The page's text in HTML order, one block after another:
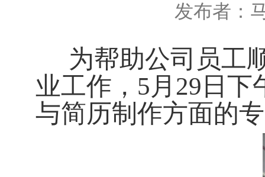
发布者：
为帮助公司员工
业工作， 5月29日下
与简历制作方面的